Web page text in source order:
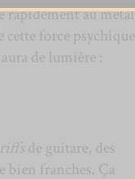
rapidement au métal
cette force psychique
de lumière :
riffsde guitare, des
bien franches. Ça